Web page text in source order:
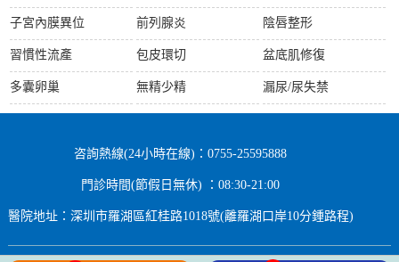
子宮內膜異位
習慣性流產
多囊卵巢
前列腺炎
包皮環切
無精少精
陰唇整形
盆底肌修復
漏尿/尿失禁
咨詢熱線(24小時在線)：0755-25595888
門診時間(節假日無休) ：08:30-21:00
醫院地址：深圳市羅湖區紅桂路1018號(離羅湖口岸10分鍾路程)